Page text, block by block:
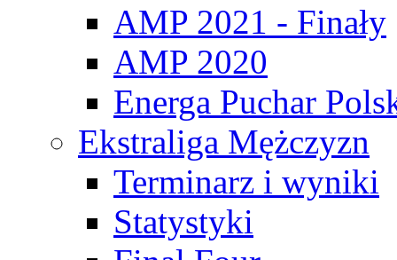
AMP 2021 - Finały
AMP 2020
Energa Puchar
Ekstraliga Mężczyzn
Terminarz i wyniki
Statystyki